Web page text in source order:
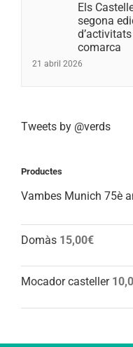
Els
segona
comarca
21 abril 2026
Tweets by @verds
Productes
Vambes Munich 75è
Domàs 15,00€
Mocador casteller